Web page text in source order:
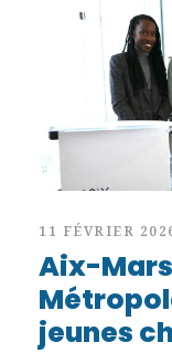
11 FÉVRIER
Aix-
jeunes